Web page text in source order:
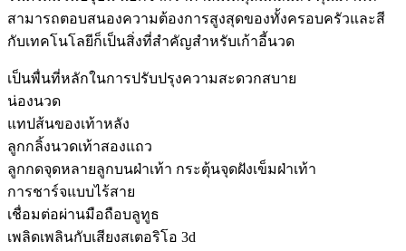
สามารถตอบสนองความต้องการสูงสุดของทั้งครอบครัวและสี
กับเทคโนโลยีก็เป็นสิ่งที่สำคัญสำหรับเก้าอี้นวด
เป็นพื่นที่หลักในการปรับปรุงความสะดวกสบาย
น่องนวด
แทปส้นของเท้าหลัง
ลูกกลิ้งนวดเท้าสองแถว
ลูกกดจุดหลายลูกบนฝ่าเท้า กระตุ้นจุดฝังเข็มฝ่าเท้า
การชาร์จแบบไร้สาย
เชื่อมต่อผ่านมือถือบลูทูธ
เพลิดเพลินกับเสียงสเตอริโอ 3d